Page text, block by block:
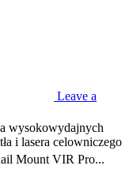
Leave a
wysokowydajnych
i lasera celowniczego
Mount VIR Pro...